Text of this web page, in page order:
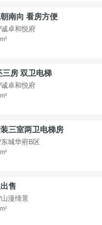
南向 看房方便
卓和悦府
房 双卫电梯
卓和悦府
三室两卫电梯房
城华府B区
售
漫缔景